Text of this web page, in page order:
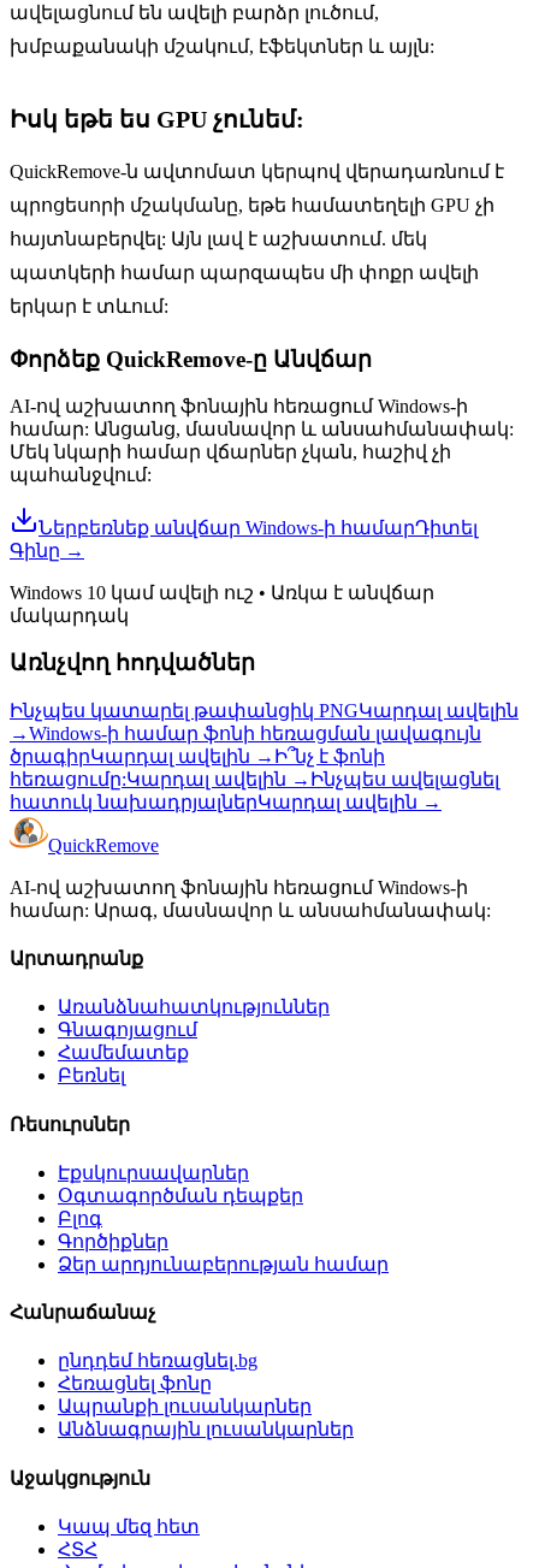
ավելացնում են ավելի բարձր լուծում,
խմբաքանակի մշակում, էֆեկտներ և այլն:
Իսկ եթե ես GPU չունեմ:
QuickRemove-ն ավտոմատ կերպով վերադառնում է
պրոցեսորի մշակմանը, եթե համատեղելի GPU չի
հայտնաբերվել: Այն լավ է աշխատում. մեկ
պատկերի համար պարզապես մի փոքր ավելի
երկար է տևում:
Փորձեք QuickRemove-ը Անվճար
AI-ով աշխատող ֆոնային հեռացում Windows-ի
համար: Անցանց, մասնավոր և անսահմանափակ:
Մեկ նկարի համար վճարներ չկան, հաշիվ չի
պահանջվում:
Ներբեռնեք անվճար Windows-ի համարԴիտել
Գինը →
Windows 10 կամ ավելի ուշ • Առկա է անվճար
մակարդակ
Առնչվող հոդվածներ
Ինչպես կատարել թափանցիկ PNGԿարդալ ավելին
→Windows-ի համար ֆոնի հեռացման լավագույն
ծրագիրԿարդալ ավելին → Ի՞նչ է ֆոնի
հեռացումը:Կարդալ ավելին → Ինչպես ավելացնել
հատուկ նախադրյալներԿարդալ ավելին →
QuickRemove
AI-ով աշխատող ֆոնային հեռացում Windows-ի
համար: Արագ, մասնավոր և անսահմանափակ:
Արտադրանք
Առանձնահատկություններ
Գնագոյացում
Համեմատեք
Բեռնել
Ռեսուրսներ
Էքսկուրսավարներ
Օգտագործման դեպքեր
Բլոգ
Գործիքներ
Ձեր արդյունաբերության համար
Հանրաճանաչ
ընդդեմ հեռացնել.bg
Հեռացնել ֆոնը
Ապրանքի լուսանկարներ
Անձնագրային լուսանկարներ
Աջակցություն
Կապ մեզ հետ
ՀՏՀ